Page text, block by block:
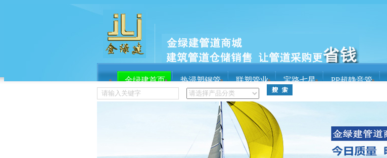
金绿建首页 热浸塑钢管 联塑管业 宝路七星 PP超静音管
服务流程 关于金绿建
关于金绿建
球墨铸铁管 宝井检查井